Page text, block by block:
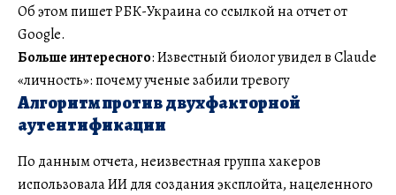
Об этом пишет РБК-Украина со ссылкой на отчет от
Google.
Больше интересного: Известный биолог увидел в Claude
«личность»: почему ученые забили тревогу
Алгоритм против двухфакторной
аутентификации
По данным отчета, неизвестная группа хакеров
использовала ИИ для создания эксплойта, нацеленного